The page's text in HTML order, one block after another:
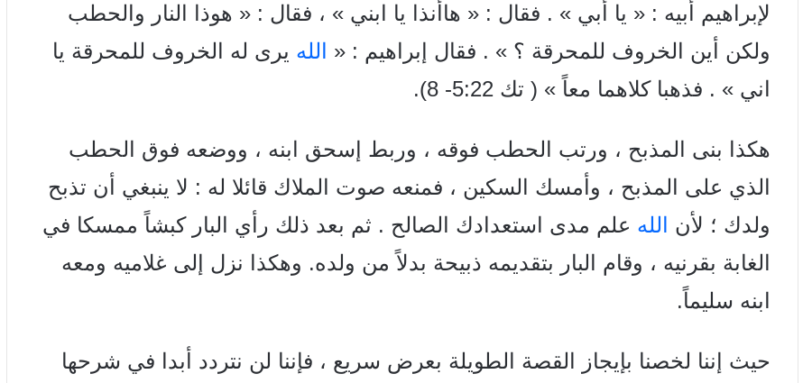
لإبراهيم أبيه : « یا أبي » . فقال : « هاأنذا يا ابني » ، فقال : « هوذا النار والحطب
ولكن أين الخروف للمحرقة ؟ » . فقال إبراهيم : «
الله يرى له الخروف للمحرقة يا
اني » . فذهبا كلاهما معاً » ( تك 5:22- 8).
هكذا بنى المذبح ، ورتب الحطب فوقه ، وربط إسحق ابنه ، ووضعه فوق الحطب
الذي على المذبح ، وأمسك السكين ، فمنعه صوت الملاك قائلا له : لا ينبغي أن تذبح
ولدك ؛ لأن
الله علم مدى استعدادك الصالح . ثم بعد ذلك رأي البار كبشاً ممسكا في
الغابة بقرنيه ، وقام البار بتقديمه ذبيحة بدلاً من ولده. وهكذا نزل إلى غلاميه ومعه
ابنه سليماً.
حيث إننا لخصنا بإيجاز القصة الطويلة بعرض سريع ، فإننا لن نتردد أبدا في شرحها